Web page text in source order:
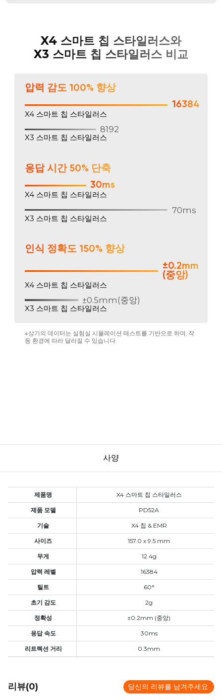
X4 스마트 칩 스타일러스와
X3 스마트 칩 스타일러스 비교
압력 감도 100% 향상
16384
X4 스마트 칩 스타일러스
8192
X3 스마트 칩 스타일러스
응답 시간 50% 단축
30ms
X4 스마트 칩 스타일러스
70ms
X3 스마트 칩 스타일러스
인식 정확도 150% 향상
±0.2mm
(중앙)
X4 스마트 칩 스타일러스
±0.5mm(중앙)
X3 스마트 칩 스타일러스
※상기의 데이터는 실험실 시뮬레이션 테스트를 기반으로 하며, 작
동 환경에 따라 달라질 수 있습니다.
사양
제품명 X4 스마트 칩 스타일러스
제품 모델 PD52A
기술 X4 칩 & EMR
사이즈 157.0 x 9.5 mm
무게 12.4g
압력 레벨 16384
틸트 60°
초기 감도 2g
정확성 ±0.2mm (중앙)
응답 속도 30ms
리트렉션 거리 0.3mm
리뷰(0) 당신의 리뷰를 남겨주세요.